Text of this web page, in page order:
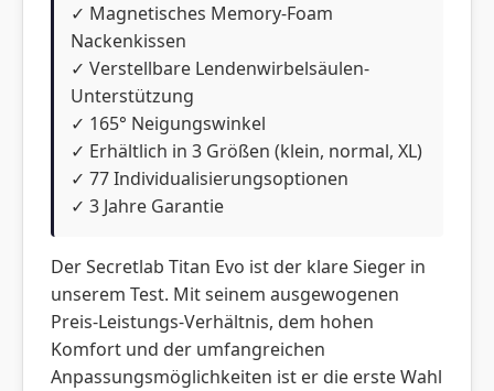
✓ Magnetisches Memory-Foam
Nackenkissen
✓ Verstellbare Lendenwirbelsäulen-
Unterstützung
✓ 165° Neigungswinkel
✓ Erhältlich in 3 Größen (klein, normal, XL)
✓ 77 Individualisierungsoptionen
✓ 3 Jahre Garantie
Der Secretlab Titan Evo ist der klare Sieger in
unserem Test. Mit seinem ausgewogenen
Preis-Leistungs-Verhältnis, dem hohen
Komfort und der umfangreichen
Anpassungsmöglichkeiten ist er die erste Wahl